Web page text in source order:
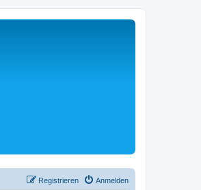
Anmelden
Registrieren